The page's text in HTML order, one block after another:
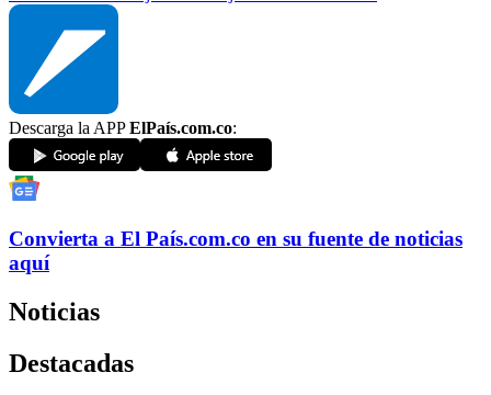
Descarga la APPElPaís.com.co:
Convierta a El País.com.co en su fuente de noticias
aquí
Noticias
Destacadas